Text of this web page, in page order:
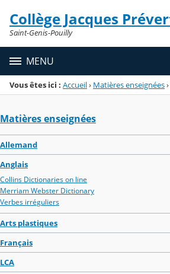
Menu de la rubrique
Contenu
Collège Jacques
Saint-Genis-Pouilly
MENU
Vous êtes ici : Accueil› Matières enseignées›
Matières enseignées
Allemand
Anglais
Collins Dictionaries on line
Merriam Webster Dictionary
Verbes irréguliers
Arts plastiques
Français
LCA